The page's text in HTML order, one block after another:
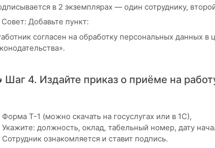
в 2 экземплярах — один сотруднику,
Совет: Добавьте пункт:
согласен на обработку персональных данных в
Шаг 4. Издайте приказ о приёме на
Форма Т-1 (можно скачать на госуслугах или в 1С),
Укажите: должность, оклад, табельный номер, дату
Сотрудник ознакомляется и ставит подпись.